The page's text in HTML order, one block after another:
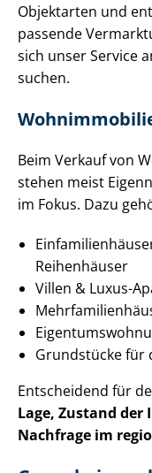
Objektarten und
passende
sich unser Service
suchen.
Beim Verkauf von
stehen meist
im Fokus. Dazu
Reihenhäuser
Villen & Luxus-
Grundstücke für
Entscheidend für
Lage, Zustand
Nachfrage im